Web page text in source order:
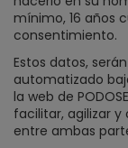
mínimo, 16 años
consentimiento.
Estos datos,
automatizado
la web de
facilitar, agilizar
entre ambas